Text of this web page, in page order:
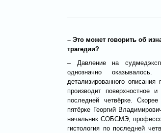
– Это может говорить об
трагедии?
– Давление на
однозначно
детализированного
производит поверхностное
последней четвёрке.
пятёрке Георгий
начальник СОБСМЭ,
гистология по последней